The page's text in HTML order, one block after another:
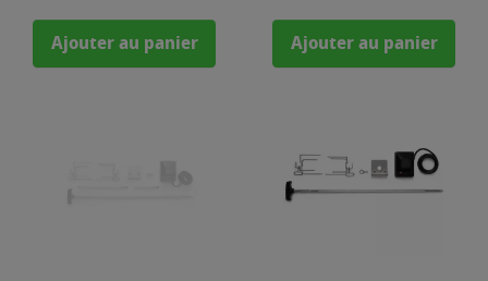
Ajouter au panier Ajouter au panier